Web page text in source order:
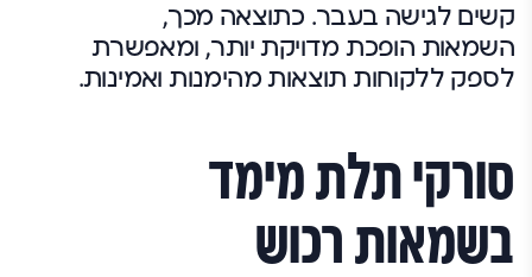
קשים לגישה בעבר. כתוצאה מכך,
השמאות הופכת מדויקת יותר, ומאפשרת
לספק ללקוחות תוצאות מהימנות ואמינות.
סורקי תלת מימד
בשמאות רכוש